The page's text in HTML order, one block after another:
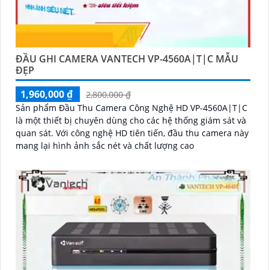
ĐẦU GHI CAMERA VANTECH VP-4560A|T|C MẪU
ĐẸP
1,960,000 ₫
2,800,000 ₫
Sản phẩm Đầu Thu Camera Công Nghệ HD VP-4560A|T|C
là một thiết bị chuyên dùng cho các hệ thống giám sát và
quan sát. Với công nghệ HD tiên tiến, đầu thu camera này
mang lại hình ảnh sắc nét và chất lượng cao